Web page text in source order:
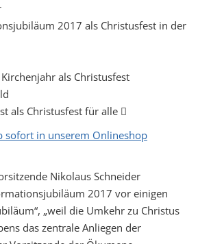
2017 als Christusfest in der
als Christusfest
als Christusfest für alle 
sofort in unserem Onlineshop
Nikolaus Schneider
2017 vor einigen
„weil die Umkehr zu Christus
das zentrale Anliegen der